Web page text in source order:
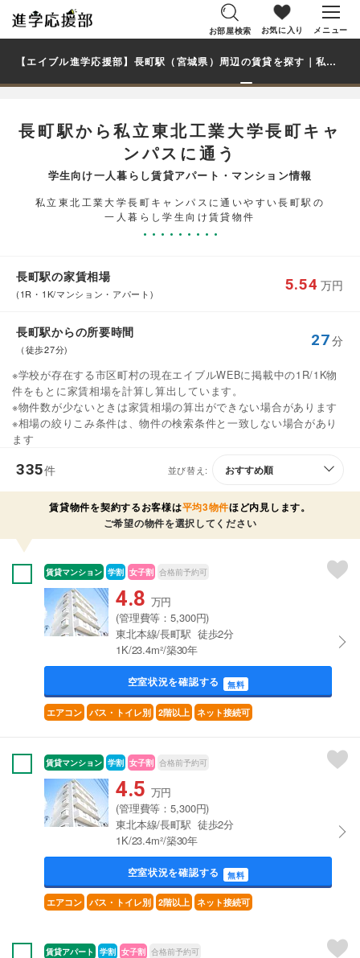
お部屋検索 お気に入り メニュー
【エイブル進学応援部】長町駅（宮城県）周辺の賃貸を探す｜私立東北工業大学長町キャンパス学生・大学生の一人暮らし向け賃貸マンション・アパート
長町駅から私立東北工業大学長町キャ
ンパスに通う
学生向け一人暮らし賃貸アパート・マンション情報
私立東北工業大学長町キャンパスに通いやすい長町駅の
一人暮らし学生向け賃貸物件
長町駅の家賃相場
(1R・1K/マンション・アパート)
5.54 万円
長町駅からの所要時間
（徒歩27分)
27分
※学校が存在する市区町村の現在エイブルWEBに掲載中の1R/1K物
件をもとに家賃相場を計算し算出しています。
※物件数が少ないときは家賃相場の算出ができない場合があります
※相場の絞りこみ条件は、物件の検索条件と一致しない場合があり
ます
335件 並び替え:
賃貸物件を契約するお客様は平均3物件ほど内見します。
ご希望の物件を選択してください
賃貸マンション 学割 女子割 合格前予約可
4.8 万円
(管理費等：5,300円)
東北本線/長町駅 徒歩2分
1K/23.4m²/築30年
空室状況を確認する 無料
エアコン バス・トイレ別 2階以上 ネット接続可
賃貸マンション 学割 女子割 合格前予約可
4.5 万円
(管理費等：5,300円)
東北本線/長町駅 徒歩2分
1K/23.4m²/築30年
空室状況を確認する 無料
エアコン バス・トイレ別 2階以上 ネット接続可
賃貸アパート 学割 女子割 合格前予約可